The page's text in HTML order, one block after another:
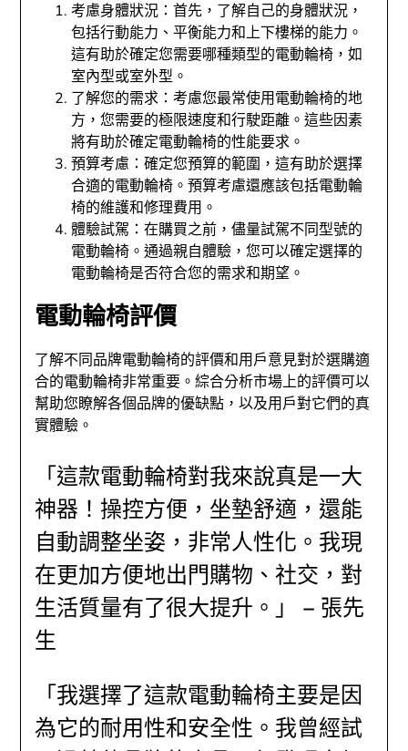
考慮身體狀況：首先，了解自己的身體狀況，
包括行動能力、平衡能力和上下樓梯的能力。
這有助於確定您需要哪種類型的電動輪椅，如
室內型或室外型。
了解您的需求：考慮您最常使用電動輪椅的地
方，您需要的極限速度和行駛距離。這些因素
將有助於確定電動輪椅的性能要求。
預算考慮：確定您預算的範圍，這有助於選擇
合適的電動輪椅。預算考慮還應該包括電動輪
椅的維護和修理費用。
體驗試駕：在購買之前，儘量試駕不同型號的
電動輪椅。通過親自體驗，您可以確定選擇的
電動輪椅是否符合您的需求和期望。
電動輪椅評價
了解不同品牌電動輪椅的評價和用戶意見對於選購適
合的電動輪椅非常重要。綜合分析市場上的評價可以
幫助您瞭解各個品牌的優缺點，以及用戶對它們的真
實體驗。
「這款電動輪椅對我來說真是一大
神器！操控方便，坐墊舒適，還能
自動調整坐姿，非常人性化。我現
在更加方便地出門購物、社交，對
生活質量有了很大提升。」 – 張先
生
「我選擇了這款電動輪椅主要是因
為它的耐用性和安全性。我曾經試